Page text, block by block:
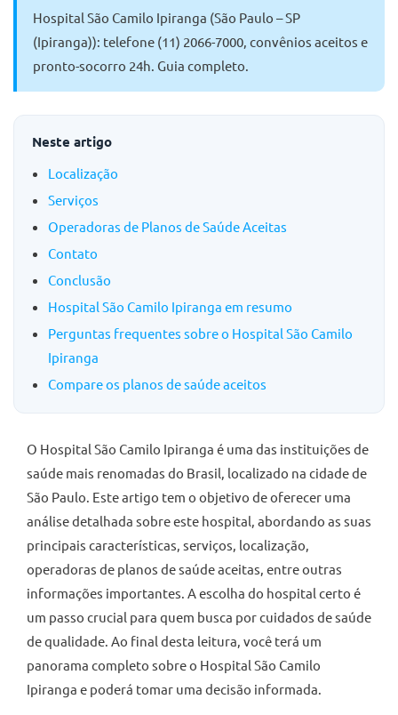
Hospital São Camilo Ipiranga (São Paulo – SP
(Ipiranga)): telefone (11) 2066-7000, convênios aceitos e
pronto-socorro 24h. Guia completo.
Neste artigo
Localização
Serviços
Operadoras de Planos de Saúde Aceitas
Contato
Conclusão
Hospital São Camilo Ipiranga em resumo
Perguntas frequentes sobre o Hospital São Camilo
Ipiranga
Compare os planos de saúde aceitos
O Hospital São Camilo Ipiranga é uma das instituições de
saúde mais renomadas do Brasil, localizado na cidade de
São Paulo. Este artigo tem o objetivo de oferecer uma
análise detalhada sobre este hospital, abordando as suas
principais características, serviços, localização,
operadoras de planos de saúde aceitas, entre outras
informações importantes. A escolha do hospital certo é
um passo crucial para quem busca por cuidados de saúde
de qualidade. Ao final desta leitura, você terá um
panorama completo sobre o Hospital São Camilo
Ipiranga e poderá tomar uma decisão informada.